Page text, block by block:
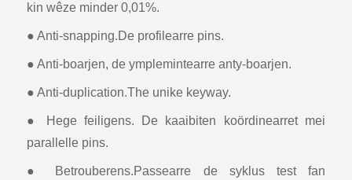
kin wêze minder 0,01%.
● Anti-snapping.De profilearre pins.
● Anti-boarjen, de ymplemintearre anty-boarjen.
● Anti-duplication.The unike keyway.
● Hege feiligens. De kaaibiten koördinearret mei
parallelle pins.
● Betrouberens.Passearre de syklus test fan